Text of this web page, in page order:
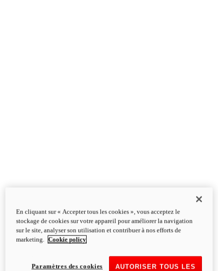
En cliquant sur « Accepter tous les cookies », vous acceptez le
stockage de cookies sur votre appareil pour améliorer la navigation
sur le site, analyser son utilisation et contribuer à nos efforts de
marketing.
Cookie policy
AUTORISER TOUS LES
Paramètres des cookies